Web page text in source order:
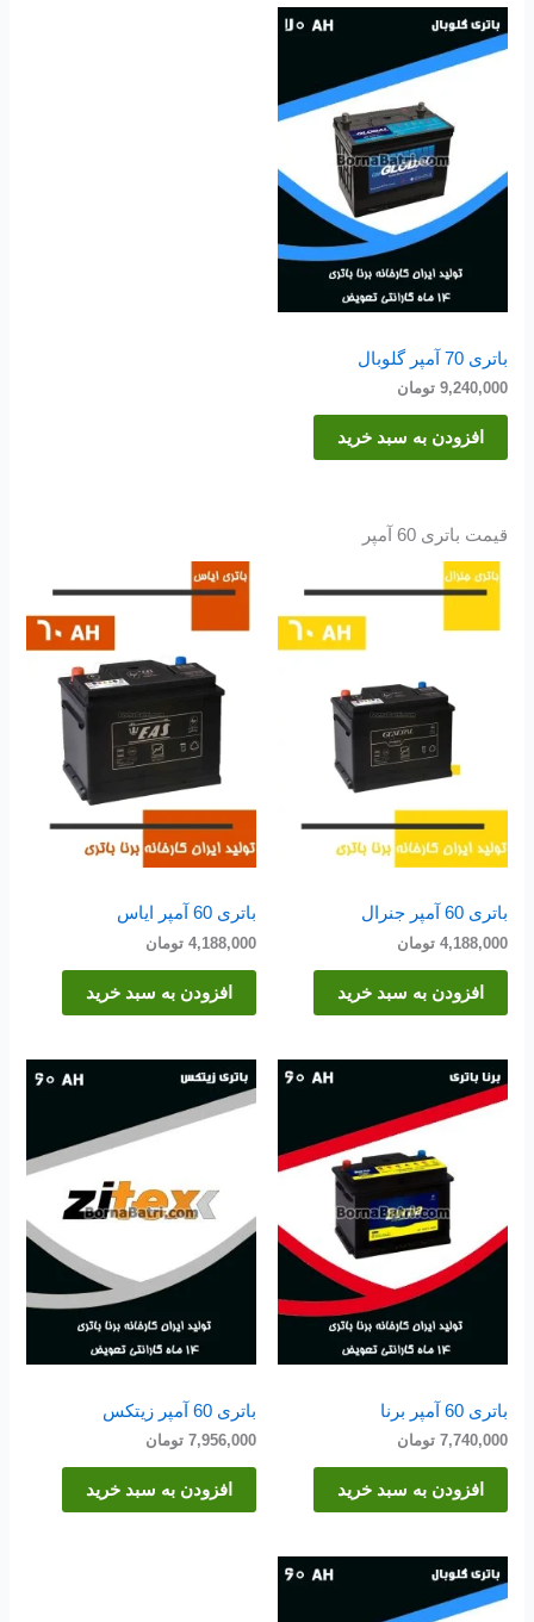
باتری 70 آمپر گلوبال
9,240,000 تومان
افزودن به سبد خرید
قیمت باتری 60 آمپر
باتری 60 آمپر جنرال
4,188,000 تومان
افزودن به سبد خرید
باتری 60 آمپر ایاس
4,188,000 تومان
افزودن به سبد خرید
باتری 60 آمپر برنا
7,740,000 تومان
افزودن به سبد خرید
باتری 60 آمپر زیتکس
7,956,000 تومان
افزودن به سبد خرید